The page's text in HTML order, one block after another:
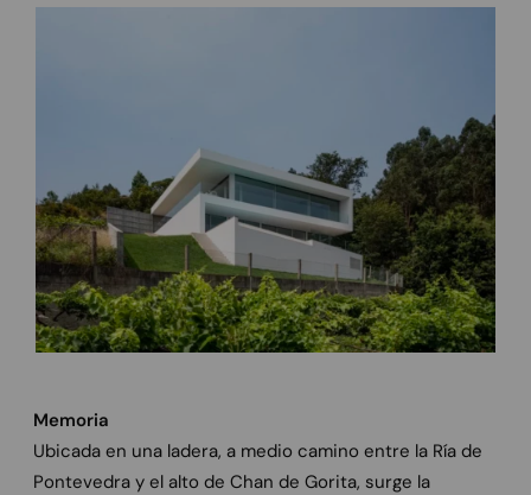
Memoria
Ubicada en una ladera, a medio camino entre la Ría de
Pontevedra y el alto de Chan de Gorita, surge la